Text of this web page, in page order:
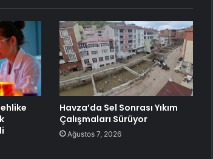
Havza’da Sel Sonrası Yıkım
Çalışmaları Sürüyor
Ağustos 7, 2026